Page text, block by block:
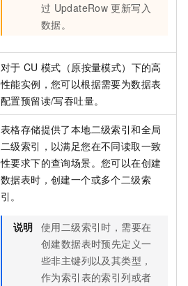
过 UpdateRow 更新写入
数据。
对于 CU 模式（原按量模式）下的高
性能实例，您可以根据需要为数据表
配置预留读/写吞吐量。
表格存储提供了本地二级索引和全局
二级索引，以满足您在不同读取一致
性要求下的查询场景。您可以在创建
数据表时，创建一个或多个二级索
引。
说明 使用二级索引时，需要在
创建数据表时预先定义一
些非主键列以及其类型，
作为索引表的索引列或者